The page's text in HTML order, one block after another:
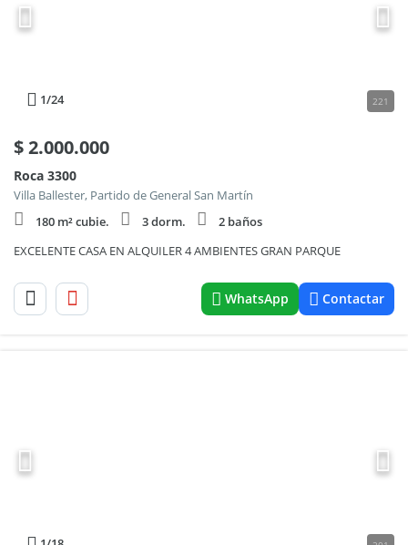
1/24 221
$2.000.000
Roca 3300
Villa Ballester, Partido de General San Martín
180 m² cubie.
3 dorm.
2 baños
EXCELENTE CASA EN ALQUILER 4 AMBIENTES GRAN PARQUE
WhatsApp Contactar